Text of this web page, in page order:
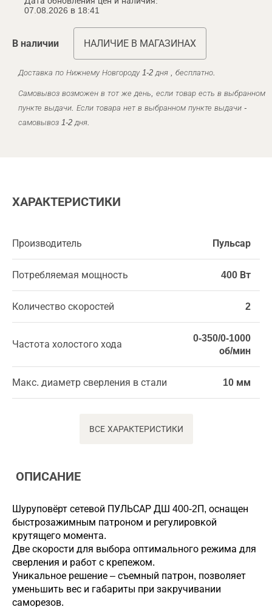
07.08.2026 в 18:41
В наличии НАЛИЧИЕ В МАГАЗИНАХ
Доставка по Нижнему Новгороду 1-2 дня , бесплатно.
Самовывоз возможен в тот же день, если товар есть в выбранном
пункте выдачи. Если товара нет в выбранном пункте выдачи -
самовывоз 1-2 дня.
ХАРАКТЕРИСТИКИ
Производитель Пульсар
Потребляемая мощность 400 Вт
Количество скоростей 2
Частота холостого хода
0-350/0-1000
об/мин
Макс. диаметр сверления в стали 10 мм
ВСЕ ХАРАКТЕРИСТИКИ
ОПИСАНИЕ
Шуруповёрт сетевой ПУЛЬСАР ДШ 400-2П, оснащен
быстрозажимным патроном и регулировкой
крутящего момента.
Две скорости для выбора оптимального режима для
сверления и работ с крепежом.
Уникальное решение – съемный патрон, позволяет
уменьшить вес и габариты при закручивании
саморезов.